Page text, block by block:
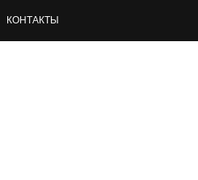
КОНТАКТЫ